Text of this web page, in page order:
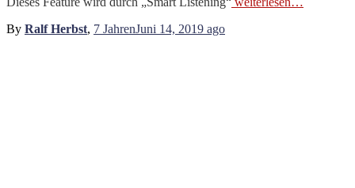
By Ralf Herbst, 7 JahrenJuni 14, 2019 ago